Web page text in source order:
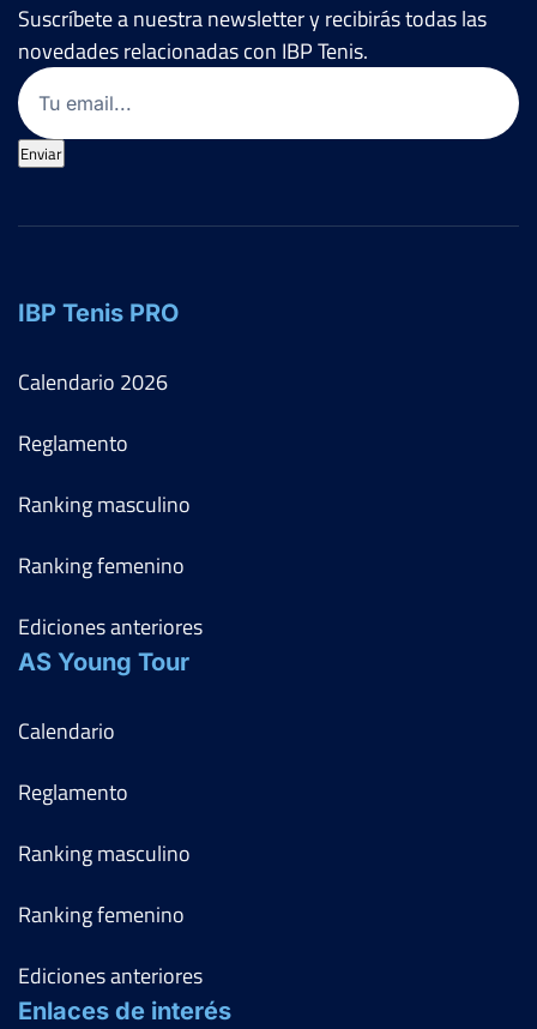
Suscríbete a nuestra newsletter y recibirás todas las
novedades relacionadas con IBP Tenis.
Email
Enviar
IBP Tenis PRO
Calendario 2026
Reglamento
Ranking masculino
Ranking femenino
Ediciones anteriores
AS Young Tour
Calendario
Reglamento
Ranking masculino
Ranking femenino
Ediciones anteriores
Enlaces de interés